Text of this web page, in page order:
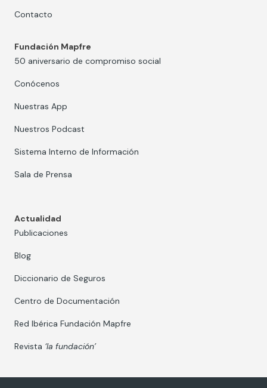
Contacto
Fundación Mapfre
50 aniversario de compromiso social
Conócenos
Nuestras App
Nuestros Podcast
Sistema Interno de Información
Sala de Prensa
Actualidad
Publicaciones
Blog
Diccionario de Seguros
Centro de Documentación
Red Ibérica Fundación Mapfre
Revista ‘la fundación’